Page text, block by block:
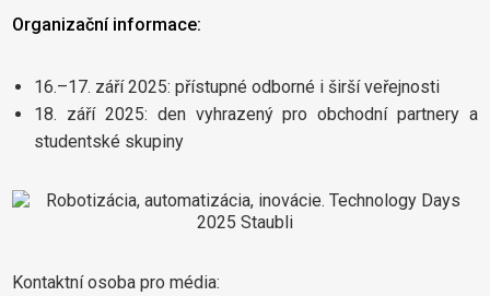
Organizační informace:
16.–17. září 2025: přístupné odborné i širší veřejnosti
18. září 2025: den vyhrazený pro obchodní partnery a
studentské skupiny
Kontaktní osoba pro média: